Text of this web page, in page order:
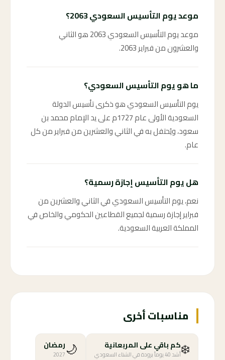
موعد يوم التأسيس السعودي 2063؟
موعد يوم التأسيس السعودي 2063 هو الثاني
والعشرون من فبراير 2063.
ما هو يوم التأسيس السعودي؟
يوم التأسيس السعودي هو ذكرى تأسيس الدولة
السعودية الأولى عام 1727م على يد الإمام محمد بن
سعود، ويُحتفل به في الثاني والعشرين من فبراير من كل
عام.
هل يوم التأسيس إجازة رسمية؟
نعم، يوم التأسيس السعودي في الثاني والعشرين من
فبراير إجازة رسمية لجميع القطاعين الحكومي والخاص في
المملكة العربية السعودية.
مناسبات أخرى
❄️كم باقي على المربعانية
أشد 40 يوماً برودة في الشتاء السعودي 🌙رمضان
2027